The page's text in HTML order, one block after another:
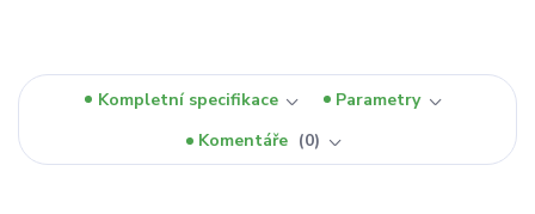
Kompletní specifikace
Parametry
Komentáře
0